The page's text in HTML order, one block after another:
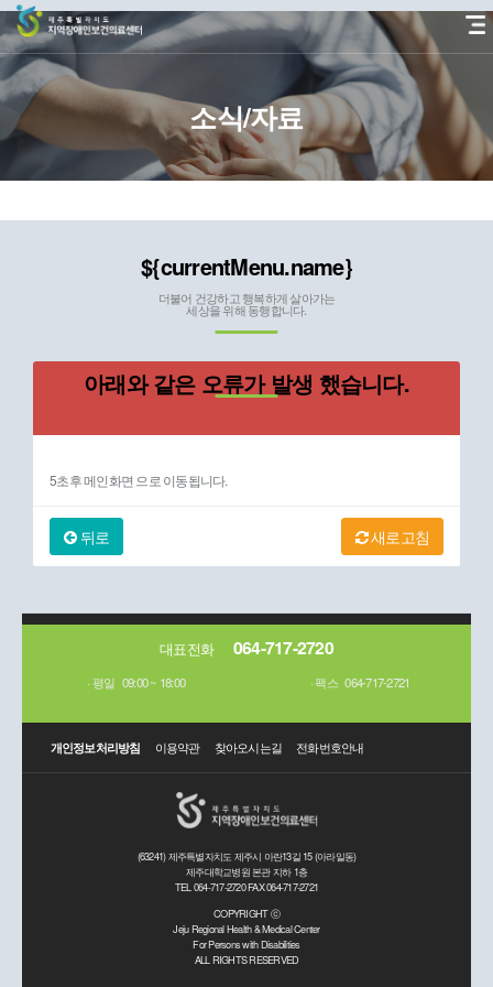
문
바
로
가
소식/자료
${currentMenu.name}
더불어 건강하고 행복하게 살아가는
세상을 위해 동행합니다.
아래와 같은 오류가 발생 했습니다.
5초후 메인화면 으로 이동됩니다.
새로고침
뒤로
대표전화 064-717-2720
평일 09:00 ~ 18:00 팩스 064-717-2721
개인정보처리방침 이용약관 찾아오시는길 전화번호안내
(63241) 제주특별자치도 제주시 아란13길 15 (아라일동)
제주대학교병원 본관 지하 1층
TEL 064-717-2720 FAX 064-717-2721
COPYRIGHT ⓒ
Jeju Regional Health & Medical Center
For Persons with Disabilities
ALL RIGHTS RESERVED